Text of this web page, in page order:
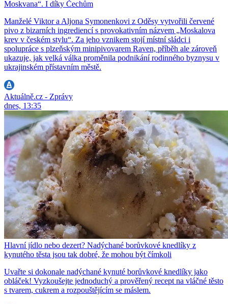
Moskvana“. I díky Čechům
Manželé Viktor a Aljona Symonenkovi z Oděsy vytvořili červené
pivo z bizarních ingrediencí s provokativním názvem „Moskalova
krev v českém stylu“. Za jeho vznikem stojí místní sládci i
spolupráce s plzeňským minipivovarem Raven, příběh ale zároveň
ukazuje, jak velká válka proměnila podnikání rodinného byznysu v
ukrajinském přístavním městě.
Aktuálně.cz - Zprávy
dnes, 13:35
Hlavní jídlo nebo dezert? Nadýchané borůvkové knedlíky z
kynutého těsta jsou tak dobré, že mohou být čímkoli
Uvařte si dokonale nadýchané kynuté borůvkové knedlíky jako
obláček! Vyzkoušejte jednoduchý a prověřený recept na vláčné těsto
s tvarem, cukrem a rozpouštějícím se máslem.